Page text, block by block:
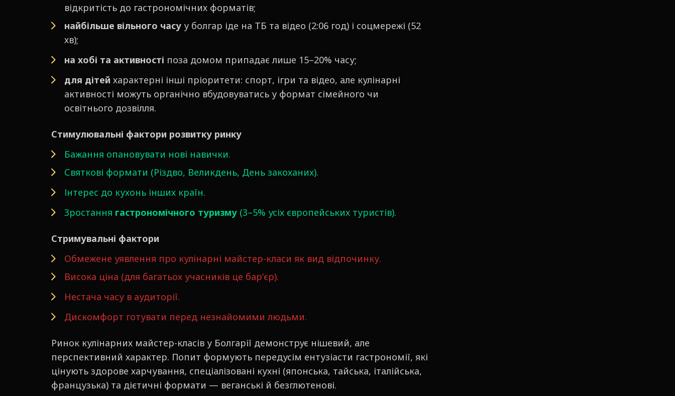
відкритість до гастрономічних форматів;
найбільше вільного часу у болгар іде на ТБ та відео (2:06 год) і соцмережі (52
хв);
на хобі та активності поза домом припадає лише 15–20% часу;
для дітей характерні інші пріоритети: спорт, ігри та відео, але кулінарні
активності можуть органічно вбудовуватись у формат сімейного чи
освітнього дозвілля.
Стимулювальні фактори розвитку ринку
Бажання опановувати нові навички.
Святкові формати (Різдво, Великдень, День закоханих).
Інтерес до кухонь інших країн.
Зростання гастрономічного туризму (3–5% усіх європейських туристів).
Стримувальні фактори
Обмежене уявлення про кулінарні майстер-класи як вид відпочинку.
Висока ціна (для багатьох учасників це бар’єр).
Нестача часу в аудиторії.
Дискомфорт готувати перед незнайомими людьми.
Ринок кулінарних майстер-класів у Болгарії демонструє нішевий, але
перспективний характер. Попит формують передусім ентузіасти гастрономії, які
цінують здорове харчування, спеціалізовані кухні (японська, тайська, італійська,
французька) та дієтичні формати — веганські й безглютенові.